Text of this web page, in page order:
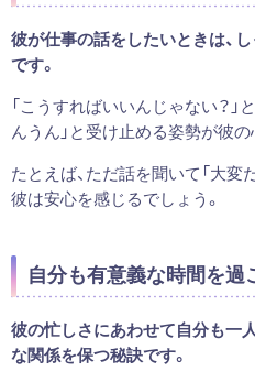
彼が仕事の話をしたいときは、
です。
「こうすればいいんじゃない？」
んうん」と受け止める姿勢が彼の
たとえば、ただ話を聞いて「大変
彼は安心を感じるでしょう。
自分も有意義な時間を過
彼の忙しさにあわせて自分も一
な関係を保つ秘訣です。